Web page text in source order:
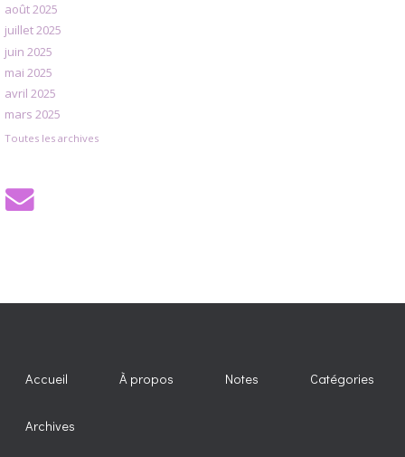
août 2025
juillet 2025
juin 2025
mai 2025
avril 2025
mars 2025
Toutes les archives
Accueil À propos Notes Catégories
Archives